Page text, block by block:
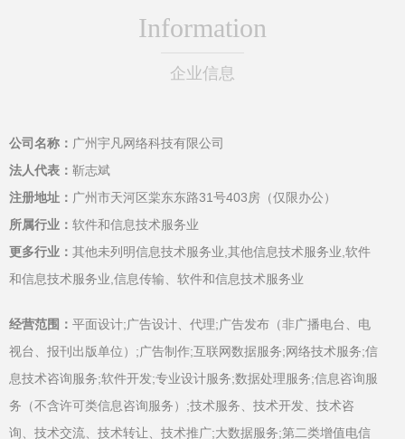
Information
企业信息
公司名称： 广州宇凡网络科技有限公司
法人代表： 靳志斌
注册地址： 广州市天河区棠东东路31号403房（仅限办公）
所属行业： 软件和信息技术服务业
更多行业： 其他未列明信息技术服务业,其他信息技术服务业,软件
和信息技术服务业,信息传输、软件和信息技术服务业
经营范围： 平面设计;广告设计、代理;广告发布（非广播电台、电
视台、报刊出版单位）;广告制作;互联网数据服务;网络技术服务;信
息技术咨询服务;软件开发;专业设计服务;数据处理服务;信息咨询服
务（不含许可类信息咨询服务）;技术服务、技术开发、技术咨
询、技术交流、技术转让、技术推广;大数据服务;第二类增值电信